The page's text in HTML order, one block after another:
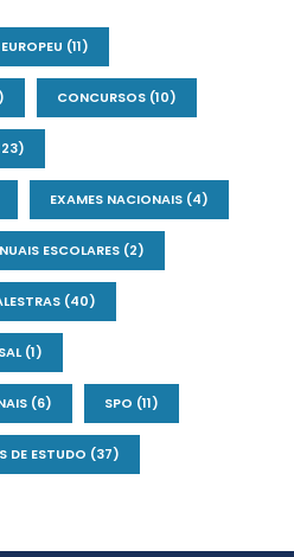
(11)
CONCURSOS (10)
EXAMES NACIONAIS (4)
ESCOLARES (2)
(40)
(1)
(6) SPO (11)
DE ESTUDO (37)